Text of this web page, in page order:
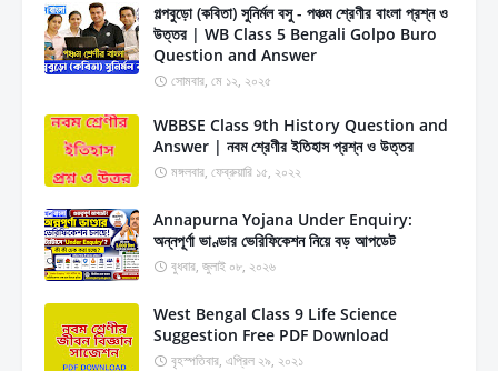
গল্পবুড়ো (কবিতা) সুনির্মল বসু - পঞ্চম শ্রেণীর বাংলা প্রশ্ন ও
উত্তর | WB Class 5 Bengali Golpo Buro
Question and Answer
সোমবার, মে ১২, ২০২৫
WBBSE Class 9th History Question and
Answer | নবম শ্রেণীর ইতিহাস প্রশ্ন ও উত্তর
মঙ্গলবার, ফেব্রুয়ারি ১৫, ২০২২
Annapurna Yojana Under Enquiry:
অন্নপূর্ণা ভাণ্ডার ভেরিফিকেশন নিয়ে বড় আপডেট
বুধবার, জুলাই ০৮, ২০২৬
West Bengal Class 9 Life Science
Suggestion Free PDF Download
বৃহস্পতিবার, এপ্রিল ২৯, ২০২১